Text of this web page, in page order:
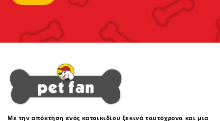
Με την απόκτηση ενός κατοικιδίου ξεκινά ταυτόχρονα και μια